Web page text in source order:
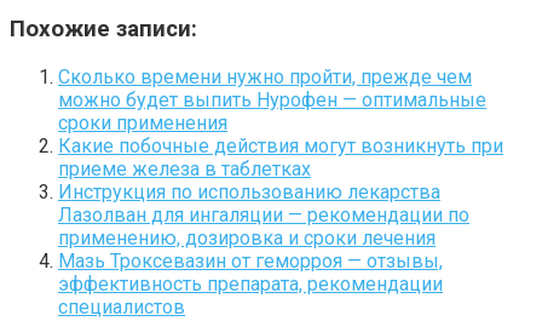
Похожие записи:
Сколько времени нужно пройти, прежде чем
можно будет выпить Нурофен — оптимальные
сроки применения
Какие побочные действия могут возникнуть при
приеме железа в таблетках
Инструкция по использованию лекарства
Лазолван для ингаляции — рекомендации по
применению, дозировка и сроки лечения
Мазь Троксевазин от геморроя — отзывы,
эффективность препарата, рекомендации
специалистов